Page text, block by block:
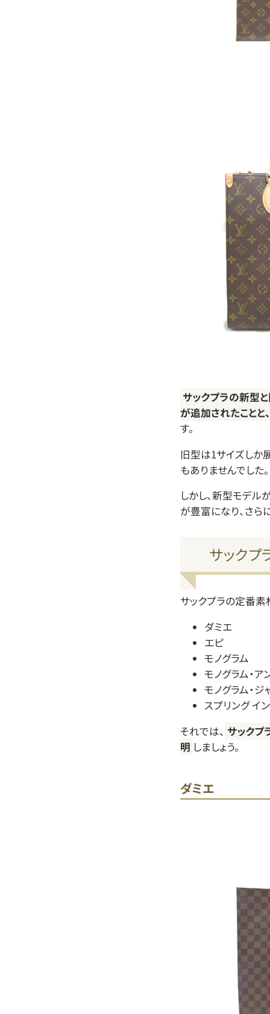
サックプラの新型
が追加されたことと
す。
旧型は1サイズしか
もありませんでした。
しかし、新型モデル
が豊富になり、さら
サックプ
サックプラの定番素
ダミエ
エピ
モノグラム
モノグラム・ア
モノグラム・ジ
スプリング イ
それでは、 サックプ
明 しましょう。
ダミエ